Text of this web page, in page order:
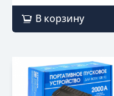
В корзину